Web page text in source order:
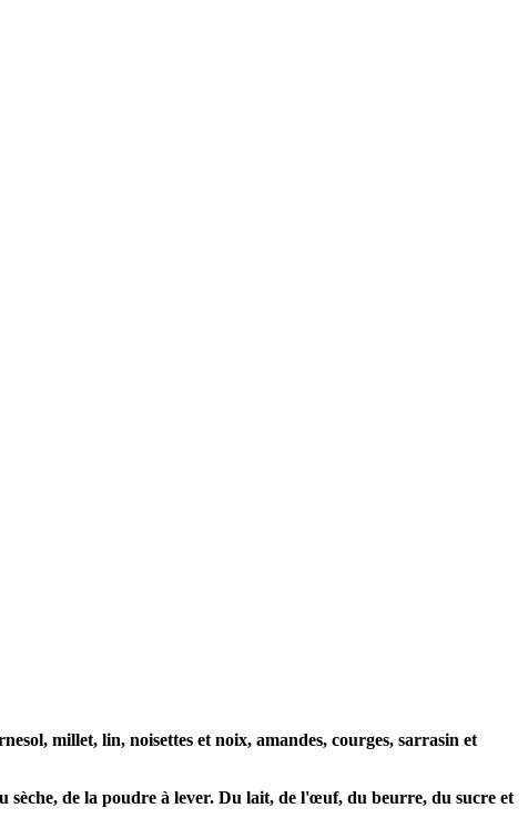
millet, lin, noisettes et noix, amandes, courges, sarrasin et
sèche, de la poudre à lever. Du lait, de l'œuf, du beurre, du sucre et